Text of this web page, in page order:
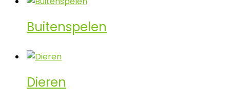
Buitenspelen
Dieren